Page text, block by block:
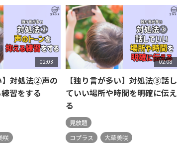
02:03
】対処法②声の
習をする
咲
02:08
【独り言が多い】対処法③話し
ていい場所や時間を明確に伝え
る
見放題
コプラス
大草美咲